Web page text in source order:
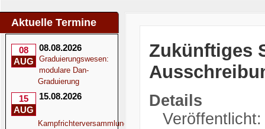
Aktuelle Termine
08
AUG
08.08.2026
Graduierungswesen:
modulare Dan-
Graduierung
15
AUG
15.08.2026
Kampfrichterversammlung
Zukünftiges
Details